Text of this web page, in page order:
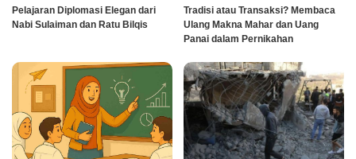
Pelajaran Diplomasi Elegan dari
Nabi Sulaiman dan Ratu Bilqis
Tradisi atau Transaksi? Membaca
Ulang Makna Mahar dan Uang
Panai dalam Pernikahan